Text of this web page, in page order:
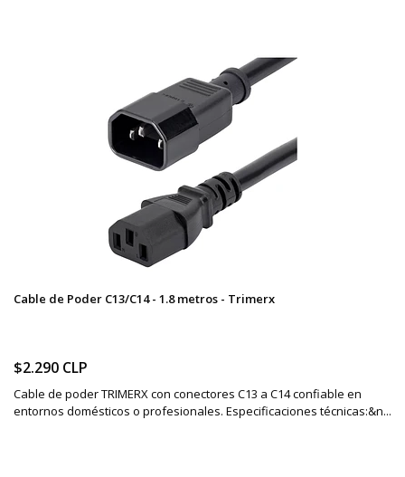
Cable de Poder C13/C14 - 1.8 metros - Trimerx
$2.290 CLP
Cable de poder TRIMERX con conectores C13 a C14 confiable en
entornos domésticos o profesionales. Especificaciones técnicas:&n...